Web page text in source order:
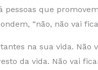
que
“não, não vai
na sua vida. Não
da vida. Não vai